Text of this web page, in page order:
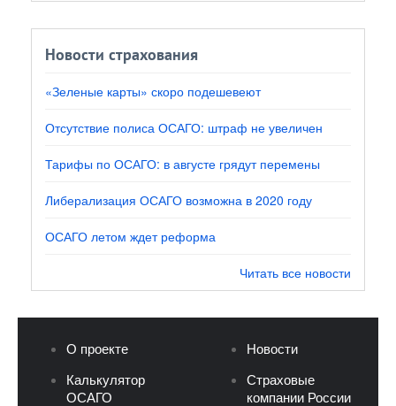
Новости страхования
«Зеленые карты» скоро подешевеют
Отсутствие полиса ОСАГО: штраф не увеличен
Тарифы по ОСАГО: в августе грядут перемены
Либерализация ОСАГО возможна в 2020 году
ОСАГО летом ждет реформа
Читать все новости
О проекте
Калькулятор
ОСАГО
Новости
Страховые
компании России